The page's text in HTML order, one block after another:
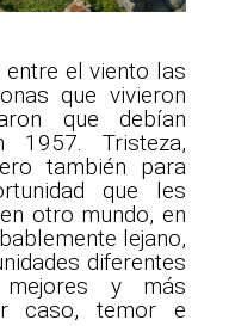
entre el viento las
que vivieron
que debían
1957. Tristeza,
también para
que les
otro mundo, en
lejano,
diferentes
y más
caso, temor e